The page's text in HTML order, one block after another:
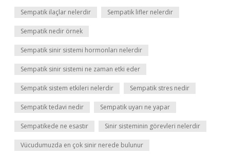
Sempatik ilaçlar nelerdir Sempatik lifler nelerdir
Sempatik nedir örnek
Sempatik sinir sistemi hormonları nelerdir
Sempatik sinir sistemi ne zaman etki eder
Sempatik sistem etkileri nelerdir Sempatik stres nedir
Sempatik tedavi nedir Sempatik uyarı ne yapar
Sempatikede ne esastır Sinir sisteminin görevleri nelerdir
Vücudumuzda en çok sinir nerede bulunur